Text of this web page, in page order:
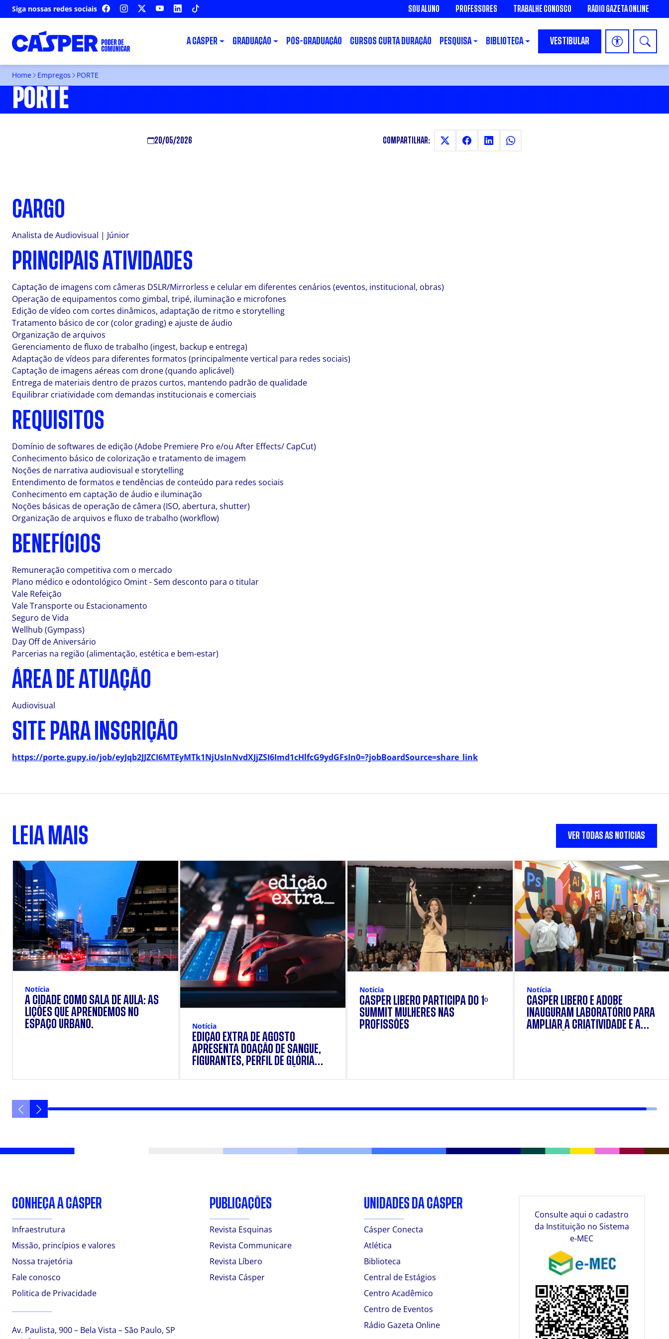
Siga nossas redes sociais FACEBOOKINSTAGRAM YOUTUBELINKEDIN SOU ALUNO PROFESSORES TRABALHE CONOSCO RÁDIO GAZETA ONLINE
A CÁSPER GRADUAÇÃO PÓS-GRADUAÇÃO CURSOS CURTA DURAÇÃO PESQUISA BIBLIOTECA VESTIBULAR
Home Empregos PORTE
PORTE
20/05/2026 COMPARTILHAR:
CARGO
Analista de Audiovisual | Júnior
PRINCIPAIS ATIVIDADES
Captação de imagens com câmeras DSLR/Mirrorless e celular em diferentes cenários (eventos, institucional, obras)
Operação de equipamentos como gimbal, tripé, iluminação e microfones
Edição de vídeo com cortes dinâmicos, adaptação de ritmo e storytelling
Tratamento básico de cor (color grading) e ajuste de áudio
Organização de arquivos
Gerenciamento de fluxo de trabalho (ingest, backup e entrega)
Adaptação de vídeos para diferentes formatos (principalmente vertical para redes sociais)
Captação de imagens aéreas com drone (quando aplicável)
Entrega de materiais dentro de prazos curtos, mantendo padrão de qualidade
Equilibrar criatividade com demandas institucionais e comerciais
REQUISITOS
Domínio de softwares de edição (Adobe Premiere Pro e/ou After Effects/ CapCut)
Conhecimento básico de colorização e tratamento de imagem
Noções de narrativa audiovisual e storytelling
Entendimento de formatos e tendências de conteúdo para redes sociais
Conhecimento em captação de áudio e iluminação
Noções básicas de operação de câmera (ISO, abertura, shutter)
Organização de arquivos e fluxo de trabalho (workflow)
BENEFÍCIOS
Remuneração competitiva com o mercado
Plano médico e odontológico Omint - Sem desconto para o titular
Vale Refeição
Vale Transporte ou Estacionamento
Seguro de Vida
Wellhub (Gympass)
Day Off de Aniversário
Parcerias na região (alimentação, estética e bem-estar)
ÁREA DE ATUAÇÃO
Audiovisual
SITE PARA INSCRIÇÃO
https://porte.gupy.io/job/eyJqb2JJZCI6MTEyMTk1NjUsInNvdXJjZSI6Imd1cHlfcG9ydGFsIn0=?jobBoardSource=share_link
LEIA MAIS VER TODAS AS NOTÍCIAS
Notícia
A CIDADE COMO SALA DE AULA: AS
LIÇÕES QUE APRENDEMOS NO
ESPAÇO URBANO.
Notícia
EDIÇÃO EXTRA DE AGOSTO
APRESENTA DOAÇÃO DE SANGUE,
FIGURANTES, PERFIL DE GLÓRIA
Notícia
CÁSPER LÍBERO PARTICIPA DO 1º
SUMMIT MULHERES NAS
PROFISSÕES
Notícia
CÁSPER LÍBERO E ADOBE
INAUGURAM LABORATÓRIO PARA
AMPLIAR A CRIATIVIDADE E A
CONHEÇA A CÁSPER
Infraestrutura
Missão, princípios e valores
Nossa trajetória
Fale conosco
Politica de Privacidade
Av. Paulista, 900 – Bela Vista – São Paulo, SP
PUBLICAÇÕES
Revista Esquinas
Revista Communicare
Revista Líbero
Revista Cásper
UNIDADES DA CÁSPER
Cásper Conecta
Atlética
Biblioteca
Central de Estágios
Centro Acadêmico
Centro de Eventos
Rádio Gazeta Online
Consulte aqui o cadastro
da Instituição no Sistema
e-MEC